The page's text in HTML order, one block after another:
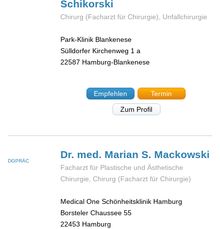
Schikorski
Chirurg (Facharzt für Chirurgie), Unfallchirurgie
Park-Klinik Blankenese
Sülldorfer Kirchenweg 1 a
22587 Hamburg-Blankenese
Empfehlen
Termin
Zum Profil
DGPRÄC
Dr. med. Marian S. Mackowski
Facharzt für Plastische und Ästhetische
Chirurgie, Chirurg (Facharzt für Chirurgie)
Medical One Schönheitsklinik Hamburg
Borsteler Chaussee 55
22453 Hamburg